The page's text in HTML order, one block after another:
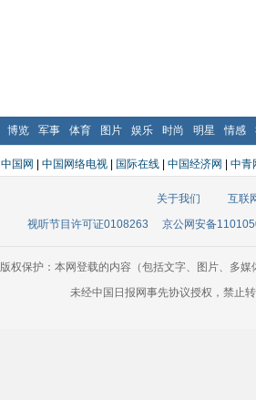
博览 军事 体育 图片 娱乐 时尚 明星 情感
中国网 | 中国网络电视 | 国际在线 | 中国经济网 | 中青
关于我们
互联
视听节目许可证0108263
京公网安备
版权保护：本网登载的内容（包括文字、图片、多
未经中国日报网事先协议授权，禁止